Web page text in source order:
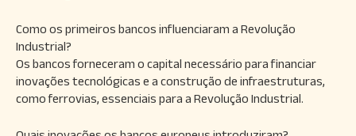
Como os primeiros bancos influenciaram a Revolução
Industrial?
Os bancos forneceram o capital necessário para financiar
inovações tecnológicas e a construção de infraestruturas,
como ferrovias, essenciais para a Revolução Industrial.